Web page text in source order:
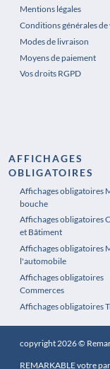
Mentions légales
Conditions générales de
Modes de livraison
Moyens de paiement
Vos droits RGPD
AFFICHAGES
OBLIGATOIRES
Affichages obligatoires
bouche
Affichages obligatoires
et Bâtiment
Affichages obligatoires
l'automobile
Affichages obligatoires
Commerces
Affichages obligatoires
copyright 2026 ©
REMARKABLE votre